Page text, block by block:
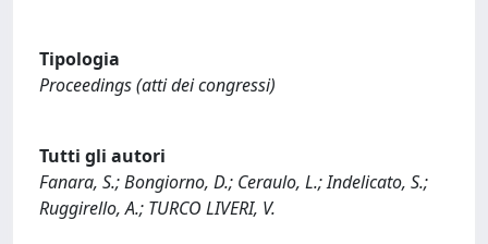
Tipologia
Proceedings (atti dei congressi)
Tutti gli autori
Fanara, S.; Bongiorno, D.; Ceraulo, L.; Indelicato, S.;
Ruggirello, A.; TURCO LIVERI, V.